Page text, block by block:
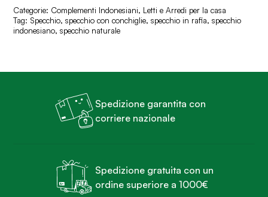
Categorie: Complementi Indonesiani, Letti e Arredi per la casa
Tag: Specchio,specchio con conchiglie,specchio in rafia,specchio
indonesiano,specchio naturale
Spedizione garantita con
corriere nazionale
Spedizione gratuita con un
ordine superiore a 1000€